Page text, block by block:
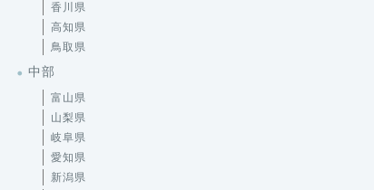
香川県
高知県
鳥取県
中部
富山県
山梨県
岐阜県
愛知県
新潟県